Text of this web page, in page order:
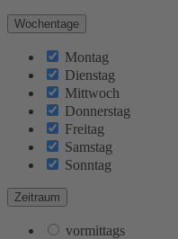
Wochentage
Montag
Dienstag
Mittwoch
Donnerstag
Freitag
Samstag
Sonntag
Zeitraum
vormittags